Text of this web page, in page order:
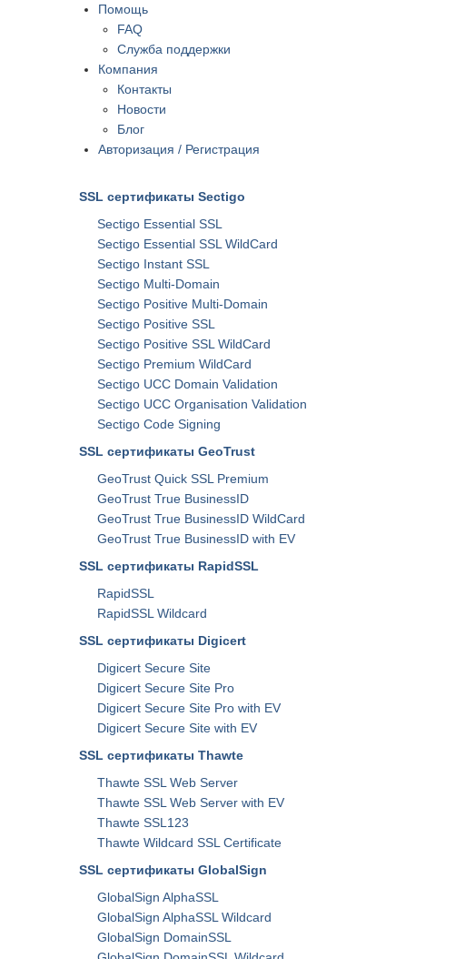
Помощь
FAQ
Служба поддержки
Компания
Контакты
Новости
Блог
Авторизация / Регистрация
SSL сертификаты Sectigo
Sectigo Essential SSL
Sectigo Essential SSL WildCard
Sectigo Instant SSL
Sectigo Multi-Domain
Sectigo Positive Multi-Domain
Sectigo Positive SSL
Sectigo Positive SSL WildCard
Sectigo Premium WildCard
Sectigo UCC Domain Validation
Sectigo UCC Organisation Validation
Seсtigo Code Signing
SSL сертификаты GeoTrust
GeoTrust Quick SSL Premium
GeoTrust True BusinessID
GeoTrust True BusinessID WildCard
GeoTrust True BusinessID with EV
SSL сертификаты RapidSSL
RapidSSL
RapidSSL Wildcard
SSL сертификаты Digicert
Digicert Secure Site
Digicert Secure Site Pro
Digicert Secure Site Pro with EV
Digicert Secure Site with EV
SSL сертификаты Thawte
Thawte SSL Web Server
Thawte SSL Web Server with EV
Thawte SSL123
Thawte Wildcard SSL Certificate
SSL сертификаты GlobalSign
GlobalSign AlphaSSL
GlobalSign AlphaSSL Wildcard
GlobalSign DomainSSL